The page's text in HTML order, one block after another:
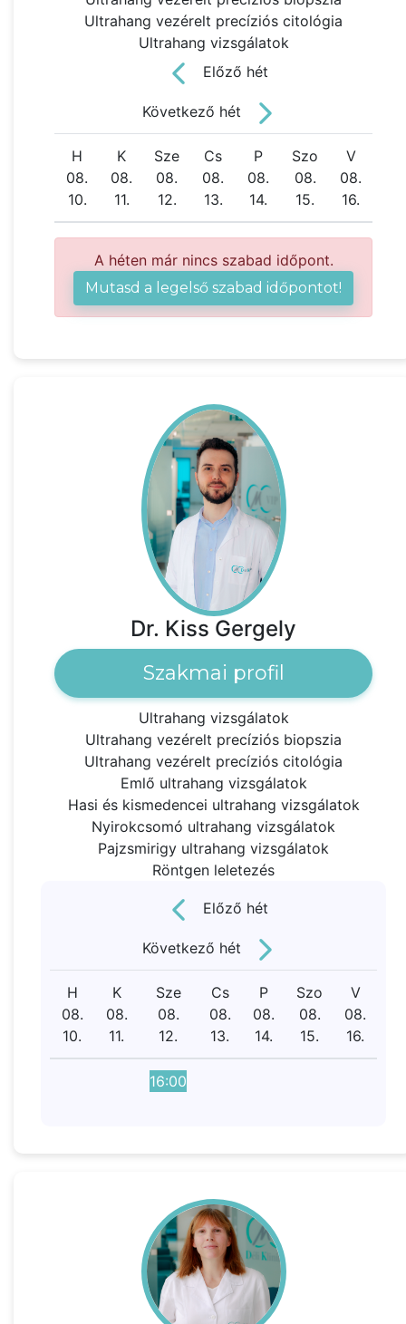
Ultrahang vezérelt precíziós citológia
Ultrahang vizsgálatok
Előző hét
Következő hét
H
08.
10.
K
08.
11.
Sze
08.
12.
Cs
08.
13.
P
08.
14.
Szo
08.
15.
V
08.
16.
A héten már nincs szabad időpont.
Mutasd a legelső szabad időpontot!
Dr. Kiss Gergely
Szakmai profil
Ultrahang vizsgálatok
Ultrahang vezérelt precíziós biopszia
Ultrahang vezérelt precíziós citológia
Emlő ultrahang vizsgálatok
Hasi és kismedencei ultrahang vizsgálatok
Nyirokcsomó ultrahang vizsgálatok
Pajzsmirigy ultrahang vizsgálatok
Röntgen leletezés
Előző hét
Következő hét
H
08.
10.
K
08.
11.
Sze
08.
12.
Cs
08.
13.
P
08.
14.
Szo
08.
15.
V
08.
16.
16:00